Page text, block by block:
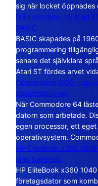
sig när locket
Från stordator till Atari
BASIC
BASIC skapades på
programmering
senare det självklara
Atari ST fördes arvet
Commodore DOS –
diskettstationen
När Commodore 64
datorn som arbetade.
egen processor, ett
operativsystem.
HP EliteBook x360
lång batteritid
HP EliteBook x360
företagsdator som